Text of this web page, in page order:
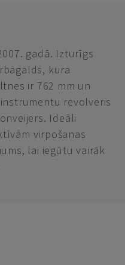
gadā. Izturīgs
kura
ir 762 mm un
instrumentu revolveris
Ideāli
virpošanas
lai iegūtu vairāk